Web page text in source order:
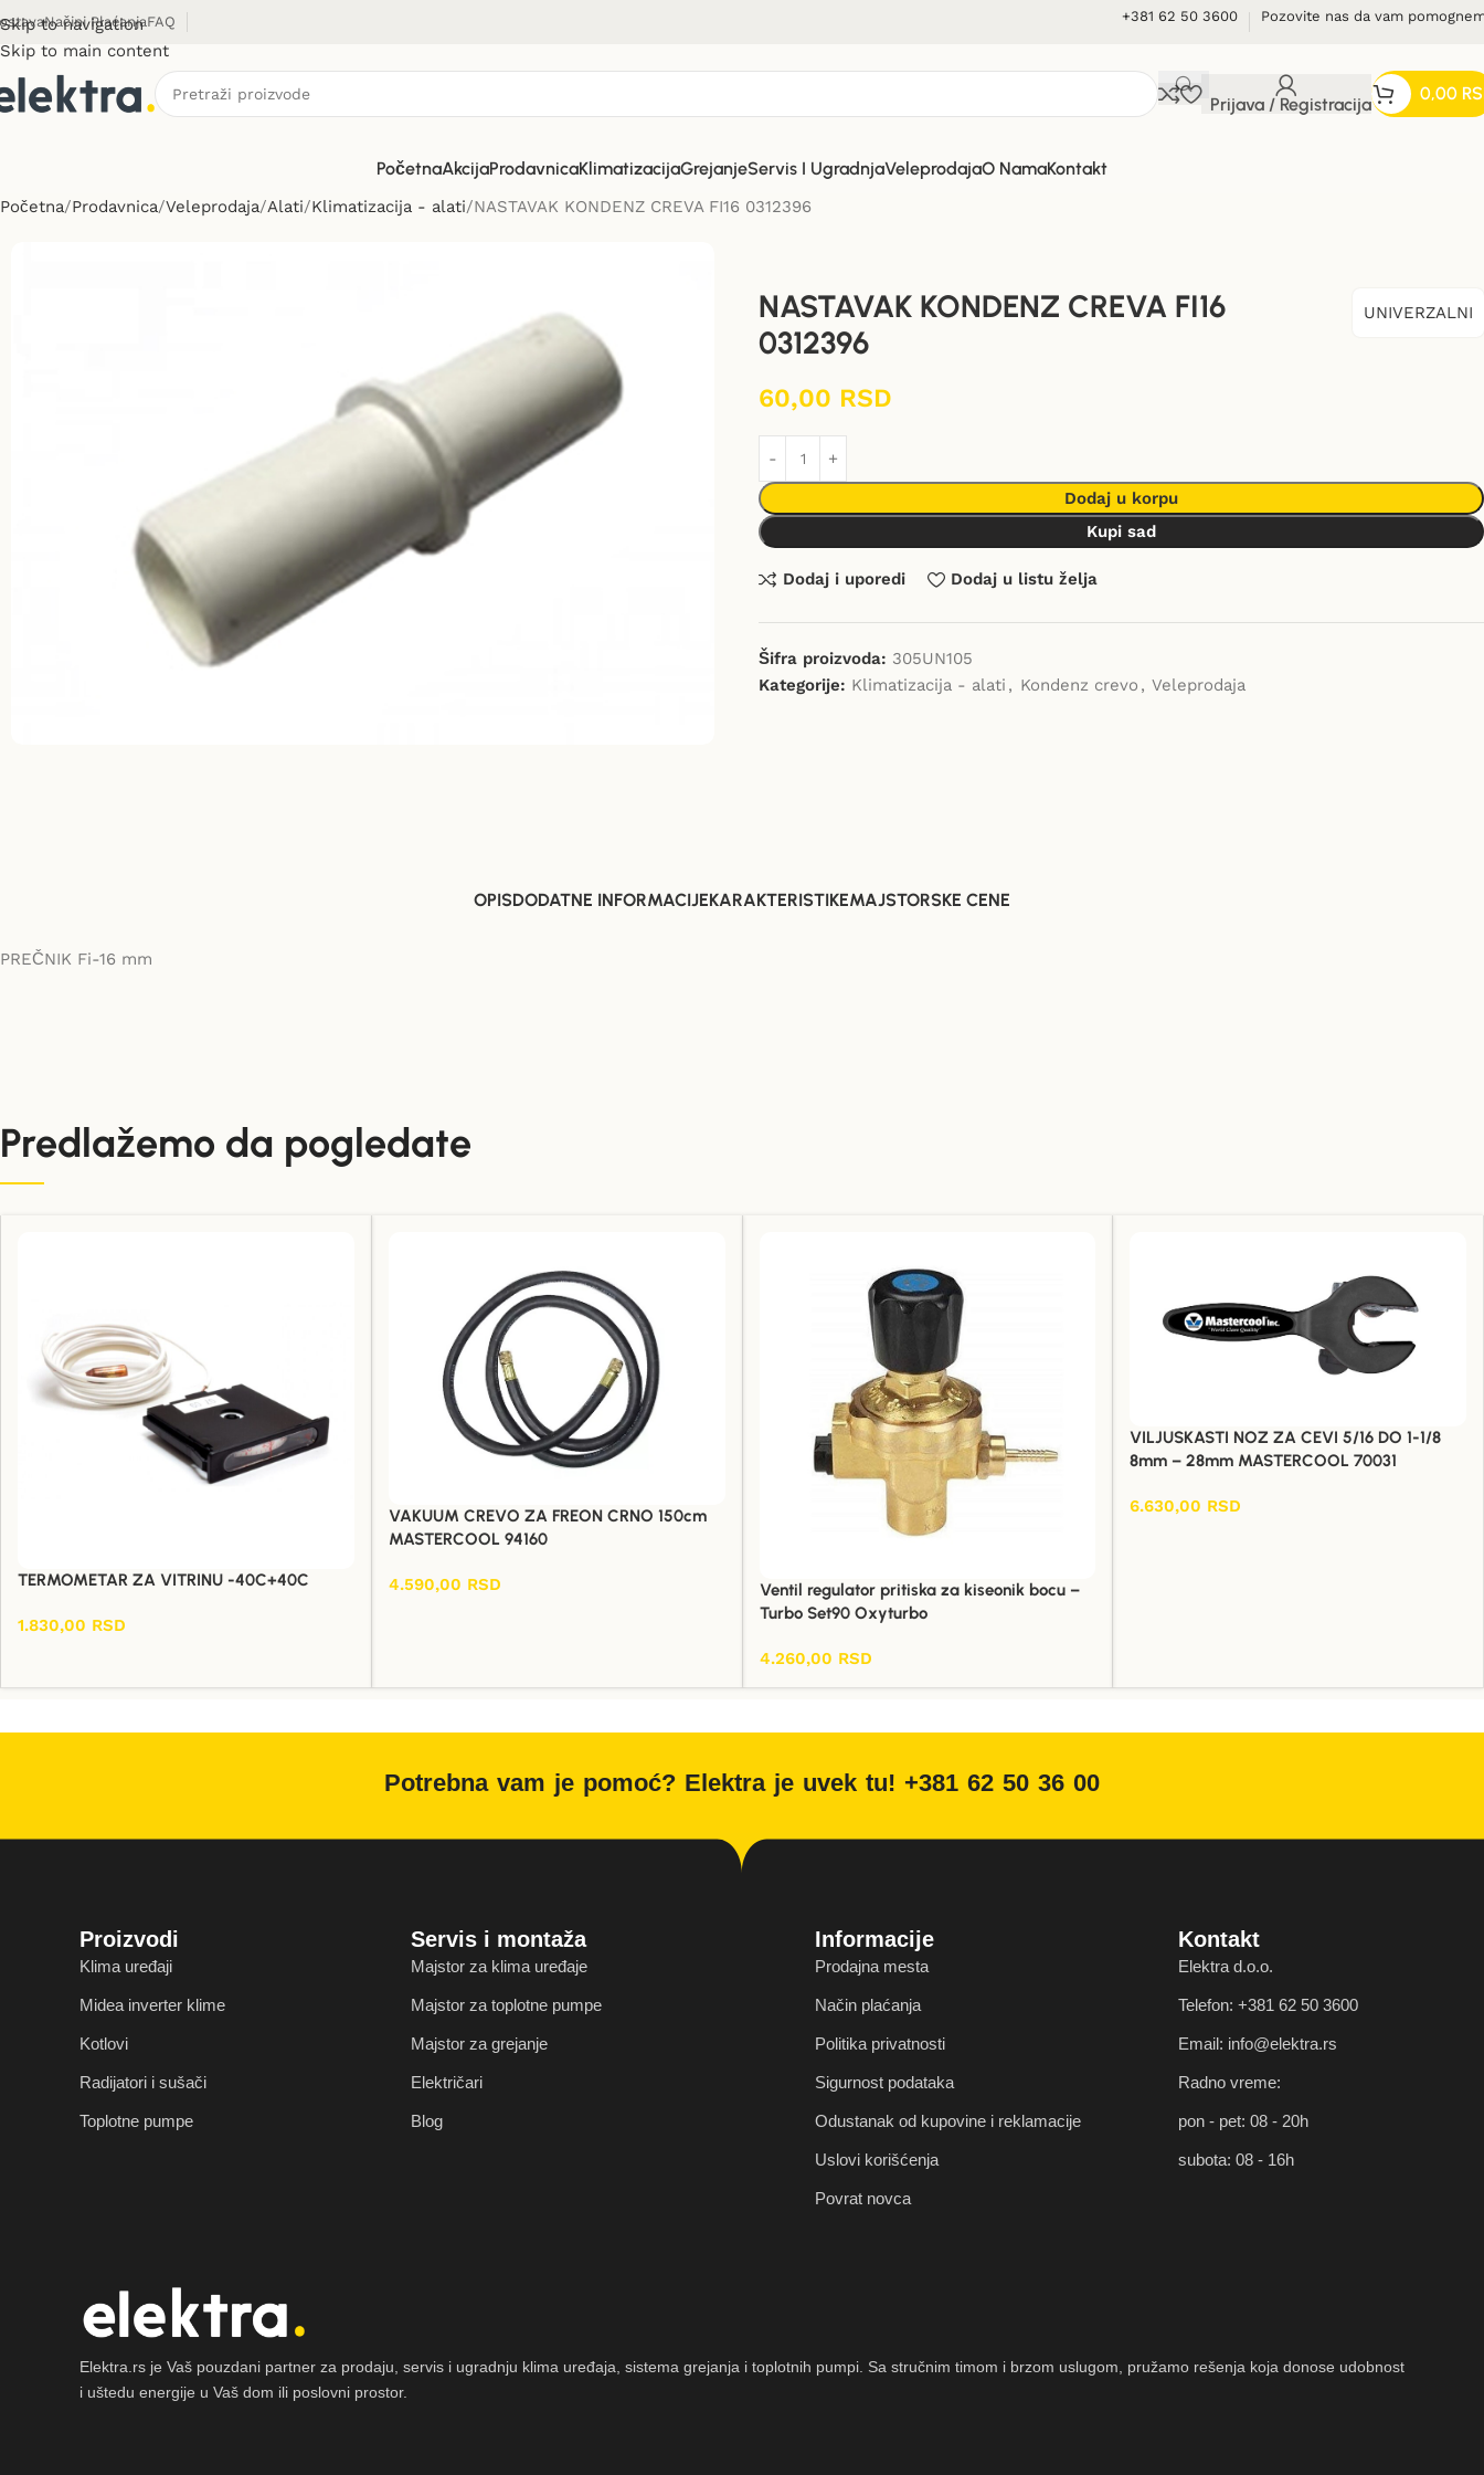
Skip to navigation
Skip to main content
Načini PlaćanjaFAQ +381 62 50 3600 Pozovite nas da vam
Prijava / Registracija
0,00
PočetnaAkcijaProdavnicaKlimatizacijaGrejanjeServis I UgradnjaVeleprodajaO NamaKontakt
Početna Prodavnica Veleprodaja Alati Klimatizacija - alati NASTAVAK KONDENZ CREVA FI16 0312396
NASTAVAK KONDENZ CREVA FI16
0312396
UNIVERZALNI
60,00 RSD
Dodaj u korpu
Kupi sad
Dodaj i uporedi Dodaj u listu želja
Šifra proizvoda: 305UN105
Kategorije: Klimatizacija - alati , Kondenz crevo , Veleprodaja
OPISDODATNE INFORMACIJEKARAKTERISTIKEMAJSTORSKE CENE
PREČNIK Fi-16 mm
Predlažemo da pogledate
TERMOMETAR ZA VITRINU -40C+40C
1.830,00 RSD
VAKUUM CREVO ZA FREON CRNO 150cm
MASTERCOOL 94160
4.590,00 RSD
Ventil regulator pritiska za kiseonik bocu –
Turbo Set90 Oxyturbo
4.260,00 RSD
VILJUSKASTI NOZ ZA CEVI 5/16 DO 1-1/8
8mm – 28mm MASTERCOOL 70031
6.630,00 RSD
Potrebna vam je pomoć? Elektra je uvek tu! +381 62 50 36 00
Proizvodi
Klima uređaji
Midea inverter klime
Kotlovi
Radijatori i sušači
Toplotne pumpe
Servis i montaža
Majstor za klima uređaje
Majstor za toplotne pumpe
Majstor za grejanje
Električari
Blog
Informacije
Prodajna mesta
Način plaćanja
Politika privatnosti
Sigurnost podataka
Odustanak od kupovine i reklamacije
Uslovi korišćenja
Povrat novca
Kontakt
Elektra d.o.o.
Telefon: +381 62 50 3600
Email: info@elektra.rs
Radno vreme:
pon - pet: 08 - 20h
subota: 08 - 16h
Elektra.rs je Vaš pouzdani partner za prodaju, servis i ugradnju klima uređaja, sistema grejanja i toplotnih pumpi. Sa stručnim timom i brzom uslugom, pružamo rešenja koja donose udobnost
i uštedu energije u Vaš dom ili poslovni prostor.